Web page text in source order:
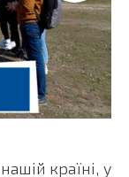
країні, у